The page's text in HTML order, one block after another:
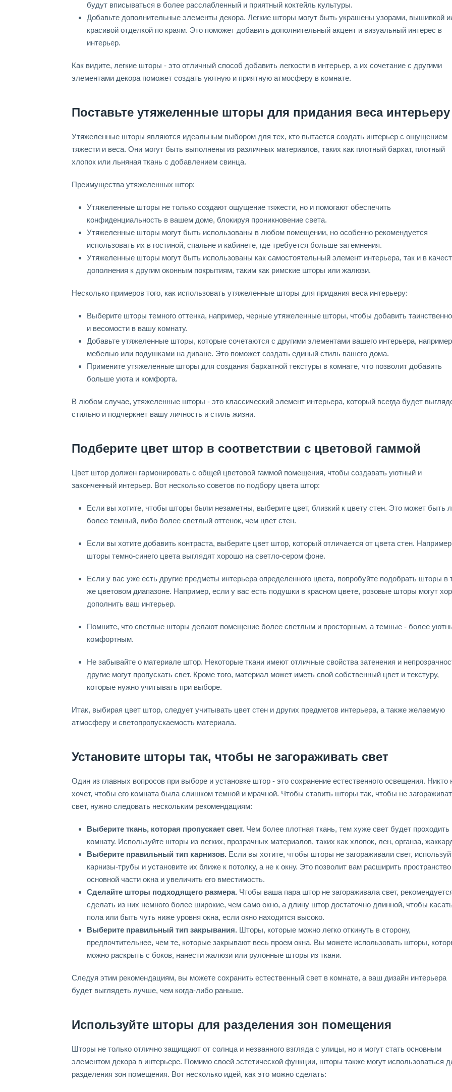
будут вписываться в более расслабленный и приятный коктейль культуры.
Добавьте дополнительные элементы декора. Легкие шторы могут быть украшены узорами, вышивкой
красивой отделкой по краям. Это поможет добавить дополнительный акцент и визуальный интерес в
интерьер.
Как видите, легкие шторы - это отличный способ добавить легкости в интерьер, а их сочетание с другими
элементами декора поможет создать уютную и приятную атмосферу в комнате.
Поставьте утяжеленные шторы для придания веса интерьеру
Утяжеленные шторы являются идеальным выбором для тех, кто пытается создать интерьер с ощущением
тяжести и веса. Они могут быть выполнены из различных материалов, таких как плотный бархат, плотный
хлопок или льняная ткань с добавлением свинца.
Преимущества утяжеленных штор:
Утяжеленные шторы не только создают ощущение тяжести, но и помогают обеспечить
конфиденциальность в вашем доме, блокируя проникновение света.
Утяжеленные шторы могут быть использованы в любом помещении, но особенно рекомендуется
использовать их в гостиной, спальне и кабинете, где требуется больше затемнения.
Утяжеленные шторы могут быть использованы как самостоятельный элемент интерьера, так и в
дополнения к другим оконным покрытиям, таким как римские шторы или жалюзи.
Несколько примеров того, как использовать утяжеленные шторы для придания веса интерьеру:
Выберите шторы темного оттенка, например, черные утяжеленные шторы, чтобы добавить
и весомости в вашу комнату.
Добавьте утяжеленные шторы, которые сочетаются с другими элементами вашего интерьера,
мебелью или подушками на диване. Это поможет создать единый стиль вашего дома.
Примените утяжеленные шторы для создания бархатной текстуры в комнате, что позволит добавить
больше уюта и комфорта.
В любом случае, утяжеленные шторы - это классический элемент интерьера, который всегда будет
стильно и подчеркнет вашу личность и стиль жизни.
Подберите цвет штор в соответствии с цветовой гаммой
Цвет штор должен гармонировать с общей цветовой гаммой помещения, чтобы создавать уютный и
законченный интерьер. Вот несколько советов по подбору цвета штор:
Если вы хотите, чтобы шторы были незаметны, выберите цвет, близкий к цвету стен. Это может быть
более темный, либо более светлый оттенок, чем цвет стен.
Если вы хотите добавить контраста, выберите цвет штор, который отличается от цвета стен.
шторы темно-синего цвета выглядят хорошо на светло-сером фоне.
Если у вас уже есть другие предметы интерьера определенного цвета, попробуйте подобрать шторы в
же цветовом диапазоне. Например, если у вас есть подушки в красном цвете, розовые шторы могут
дополнить ваш интерьер.
Помните, что светлые шторы делают помещение более светлым и просторным, а темные - более
комфортным.
Не забывайте о материале штор. Некоторые ткани имеют отличные свойства затенения и
другие могут пропускать свет. Кроме того, материал может иметь свой собственный цвет и текстуру,
которые нужно учитывать при выборе.
Итак, выбирая цвет штор, следует учитывать цвет стен и других предметов интерьера, а также желаемую
атмосферу и светопропускаемость материала.
Установите шторы так, чтобы не загораживать свет
Один из главных вопросов при выборе и установке штор - это сохранение естественного освещения. Никто
хочет, чтобы его комната была слишком темной и мрачной. Чтобы ставить шторы так, чтобы не
свет, нужно следовать нескольким рекомендациям:
Выберите ткань, которая пропускает свет. Чем более плотная ткань, тем хуже свет будет проходить
комнату. Используйте шторы из легких, прозрачных материалов, таких как хлопок, лен, органза,
Выберите правильный тип карнизов. Если вы хотите, чтобы шторы не загораживали свет,
карнизы-трубы и установите их ближе к потолку, а не к окну. Это позволит вам расширить пространство
основной части окна и увеличить его вместимость.
Сделайте шторы подходящего размера. Чтобы ваша пара штор не загораживала свет,
сделать из них немного более широкие, чем само окно, а длину штор достаточно длинной, чтобы
пола или быть чуть ниже уровня окна, если окно находится высоко.
Выберите правильный тип закрывания. Шторы, которые можно легко откинуть в сторону,
предпочтительнее, чем те, которые закрывают весь проем окна. Вы можете использовать шторы,
можно раскрыть с боков, нанести жалюзи или рулонные шторы из ткани.
Следуя этим рекомендациям, вы можете сохранить естественный свет в комнате, а ваш дизайн интерьера
будет выглядеть лучше, чем когда-либо раньше.
Используйте шторы для разделения зон помещения
Шторы не только отлично защищают от солнца и незванного взгляда с улицы, но и могут стать основным
элементом декора в интерьере. Помимо своей эстетической функции, шторы также могут использоваться
разделения зон помещения. Вот несколько идей, как это можно сделать: